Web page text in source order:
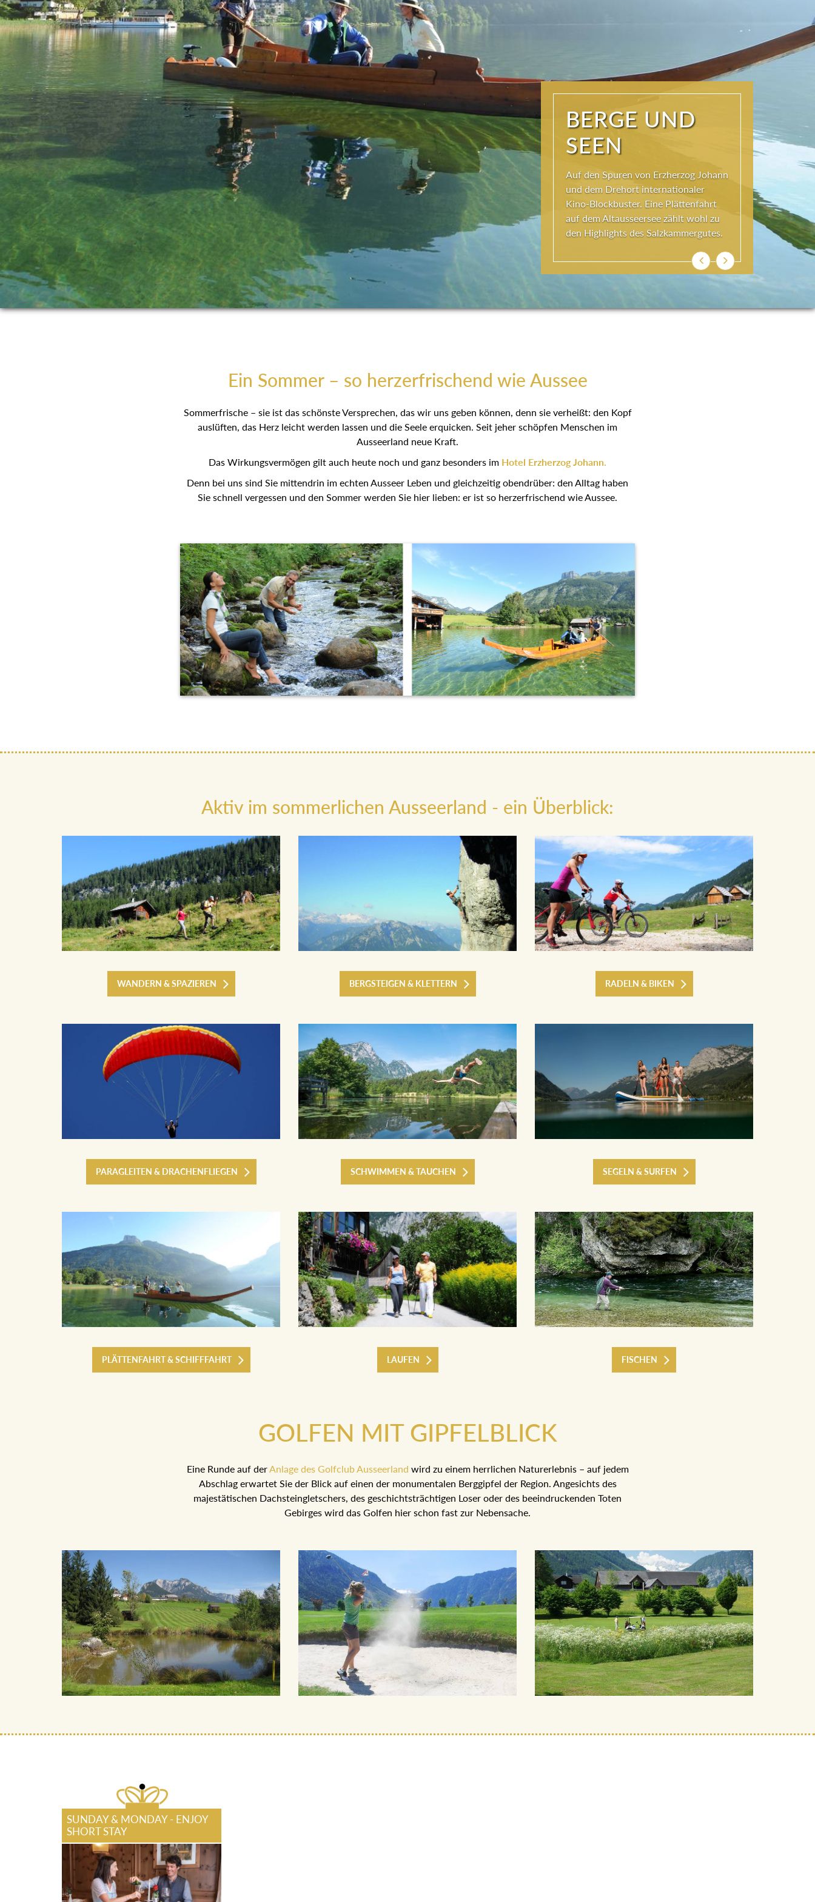
NATUR PUR
Ausseerland neue Kraft und viel
Inspiration. Das Wirkungsvermögen
kommt aus der Natur und ihren
ewigen Gestalten – den Bergen und
Seen.
ZurückWeiter
Ein Sommer – so herzerfrischend wie Aussee
Sommerfrische – sie ist das schönste Versprechen, das wir uns geben können, denn sie verheißt: den Kopf
auslüften, das Herz leicht werden lassen und die Seele erquicken. Seit jeher schöpfen Menschen im
Ausseerland neue Kraft.
Das Wirkungsvermögen gilt auch heute noch und ganz besonders im Hotel Erzherzog Johann.
Denn bei uns sind Sie mittendrin im echten Ausseer Leben und gleichzeitig obendrüber: den Alltag haben
Sie schnell vergessen und den Sommer werden Sie hier lieben: er ist so herzerfrischend wie Aussee.
Aktiv im sommerlichen Ausseerland - ein Überblick:
WANDERN & SPAZIEREN BERGSTEIGEN & KLETTERN RADELN & BIKEN
PARAGLEITEN & DRACHENFLIEGEN SCHWIMMEN & TAUCHEN SEGELN & SURFEN
PLÄTTENFAHRT & SCHIFFFAHRT LAUFEN FISCHEN
GOLFEN MIT GIPFELBLICK
Eine Runde auf derAnlage des Golfclub Ausseerland wird zu einem herrlichen Naturerlebnis – auf jedem
Abschlag erwartet Sie der Blick auf einen der monumentalen Berggipfel der Region. Angesichts des
majestätischen Dachsteingletschers, des geschichtsträchtigen Loser oder des beeindruckenden Toten
Gebirges wird das Golfen hier schon fast zur Nebensache.
SUNDAY & MONDAY - ENJOY
SHORT STAY